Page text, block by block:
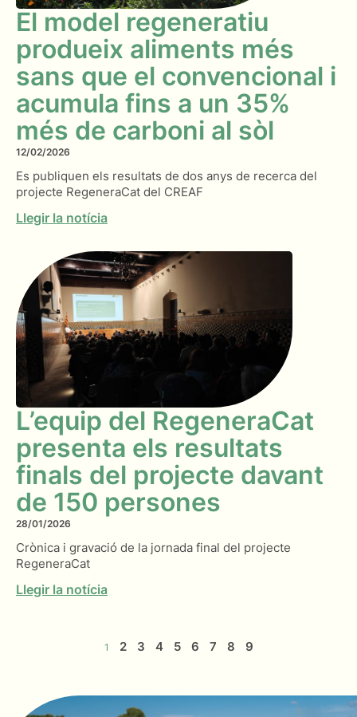
El model regeneratiu
produeix aliments més
sans que el convencional i
acumula fins a un 35%
més de carboni al sòl
12/02/2026
Es publiquen els resultats de dos anys de recerca del
projecte RegeneraCat del CREAF
Llegir la notícia
L’equip del RegeneraCat
presenta els resultats
finals del projecte davant
de 150 persones
28/01/2026
Crònica i gravació de la jornada final del projecte
RegeneraCat
Llegir la notícia
1 2 3 4 5 6 7 8 9